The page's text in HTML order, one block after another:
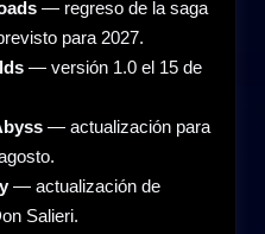
— regreso de la saga
para 2027.
— versión 1.0 el 15 de
— actualización para
— actualización de
Salieri.